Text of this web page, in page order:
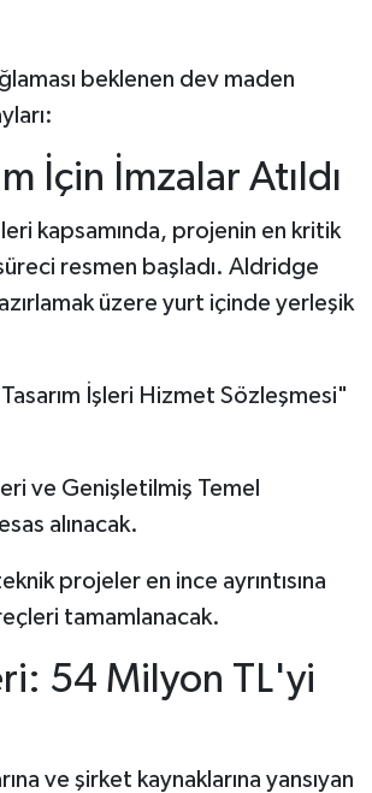
beklenen dev maden
İçin İmzalar Atıldı
kapsamında, projenin en kritik
resmen başladı. Aldridge
üzere yurt içinde yerleşik
İşleri Hizmet Sözleşmesi"
ve Genişletilmiş Temel
alınacak.
projeler en ince ayrıntısına
tamamlanacak.
54 Milyon TL'yi
ve şirket kaynaklarına yansıyan